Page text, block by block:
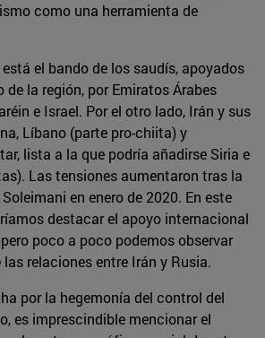
como una herramienta de
está el bando de los saudís, apoyados
de la región, por Emiratos Árabes
e Israel. Por el otro lado, Irán y sus
Líbano (parte pro-chiita) y
lista a la que podría añadirse Siria e
Las tensiones aumentaron tras la
en enero de 2020. En este
destacar el apoyo internacional
poco a poco podemos observar
relaciones entre Irán y Rusia.
por la hegemonía del control del
es imprescindible mencionar el